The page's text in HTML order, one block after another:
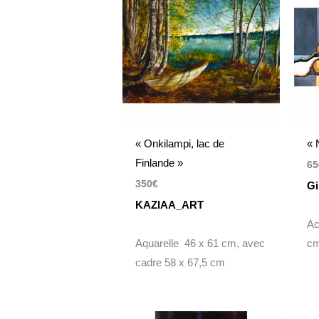
« Onkilampi, lac de
Finlande »
350€
KAZIAA_ART
Aquarelle 46 x 61 cm, avec
cadre 58 x 67,5 cm
«